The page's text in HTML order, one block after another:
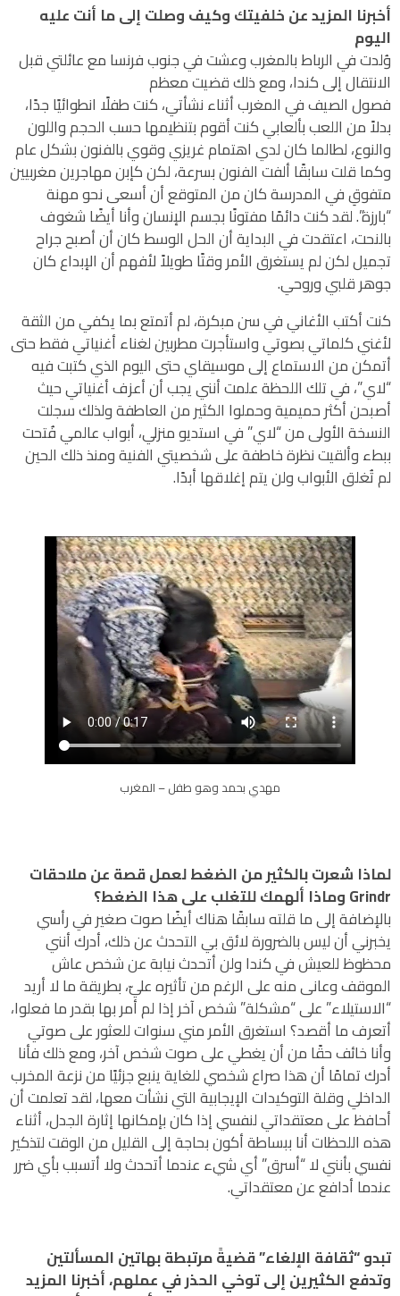
أخبرنا المزيد عن خلفيتك وكيف وصلت إلى ما أنت عليه
اليوم
وُلدت في الرباط بالمغرب وعشت في جنوب فرنسا مع عائلتي قبل
الانتقال إلى كندا، ومع ذلك قضيت معظم
فصول الصيف في المغرب أثناء نشأتي، كنت طفلًا انطوائيًا جدًا،
بدلاً من اللعب بألعابي كنت أقوم بتنظيمها حسب الحجم واللون
والنوع، لطالما كان لدي اهتمام غريزي وقوي بالفنون بشكل عام
وكما قلت سابقًا ألفت الفنون بسرعة، لكن كإبن مهاجرين مغربيين
متفوقِ في المدرسة كان من المتوقع أن أسعى نحو مهنة
“بارزة”. لقد كنت دائمًا مفتونًا بجسم الإنسان وأنا أيضًا شغوف
بالنحت، اعتقدت في البداية أن الحل الوسط كان أن أصبح جراح
تجميل لكن لم يستغرق الأمر وقتًا طويلاً لأفهم أن الإبداع كان
جوهر قلبي وروحي.
كنت أكتب الأغاني في سن مبكرة، لم أتمتع بما يكفي من الثقة
لأغني كلماتي بصوتي واستأجرت مطربين لغناء أغنياتي فقط حتى
أتمكن من الاستماع إلى موسيقاي حتى اليوم الذي كتبت فيه
“لاي”، في تلك اللحظة علمت أنني يجب أن أعزف أغنياتي حيث
أصبحن أكثر حميمية وحملوا الكثير من العاطفة ولذلك سجلت
النسخة الأولى من “لاي” في استديو منزلي، أبواب عالمي فُتحت
ببطء وألقيت نظرة خاطفة على شخصيتي الفنية ومنذ ذلك الحين
لم تُغلق الأبواب ولن يتم إغلاقها أبدًا.
مهدي بحمد وهو طفل – المغرب
لماذا شعرت بالكثير من الضغط لعمل قصة عن ملاحقات
Grindr وماذا ألهمك للتغلب على هذا الضغط؟
بالإضافة إلى ما قلته سابقًا هناك أيضًا صوت صغير في رأسي
يخبرني أن ليس بالضرورة لائق بي التحدث عن ذلك، أدرك أنني
محظوظ للعيش في كندا ولن أتحدث نيابة عن شخص عاش
الموقف وعانى منه على الرغم من تأثيره عليّ، بطريقة ما لا أريد
“الاستيلاء” على “مشكلة” شخص آخر إذا لم أمر بها بقدر ما فعلوا،
أتعرف ما أقصد؟ استغرق الأمر مني سنوات للعثور على صوتي
وأنا خائف حقًا من أن يغطي على صوت شخص آخر، ومع ذلك فأنا
أدرك تمامًا أن هذا صراع شخصي للغاية ينبع جزئيًا من نزعة المخرب
الداخلي وقلة التوكيدات الإيجابية التي نشأت معها، لقد تعلمت أن
أحافظ على معتقداتي لنفسي إذا كان بإمكانها إثارة الجدل، أثناء
هذه اللحظات أنا ببساطة أكون بحاجة إلى القليل من الوقت لتذكير
نفسي بأنني لا “أسرق” أي شيء عندما أتحدث ولا أتسبب بأي ضرر
عندما أدافع عن معتقداتي.
تبدو “ثقافة الإلغاء” قضيةً مرتبطة بهاتين المسألتين
وتدفع الكثيرين إلى توخي الحذر في عملهم، أخبرنا المزيد